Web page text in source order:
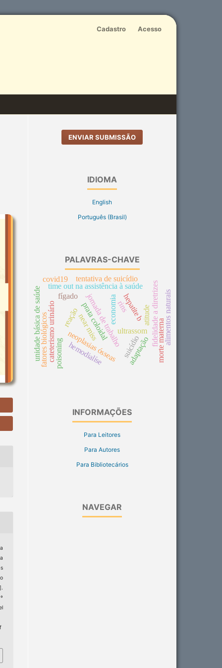
Cadastro Acesso
ENVIAR SUBMISSÃO
IDIOMA
English
Português (Brasil)
PALAVRAS-CHAVE
hepatite b
neoplasias ósseas
poisoning
ultrassom
cateterismo urinário near miss
time out na assistência à saúde fidelidade a diretrizes
jornada de trabalho
unidade básica de saúdefatores biológicos morte materna
economia
suicídio
tentativa de suicídio
reaçãoprata coloidal
hemodialíse
fígado
rins
adaptação
alimentos naturais
atitude
covid19
INFORMAÇÕES
Para Leitores
Para Autores
Para Bibliotecários
NAVEGAR